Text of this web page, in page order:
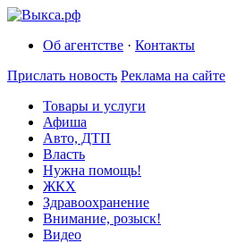
Об агентстве · Контакты
Прислать новость Реклама на сайте
Товары и услуги
Афиша
Авто, ДТП
Власть
Нужна помощь!
ЖКХ
Здравоохранение
Внимание, розыск!
Видео